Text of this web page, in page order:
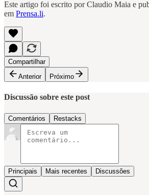
Este artigo foi escrito por Claudio Maia e
em Prensa.li.
Compartilhar
Anterior
Próximo
Discussão sobre este post
Comentários Restacks
Principais Mais recentes Discussões